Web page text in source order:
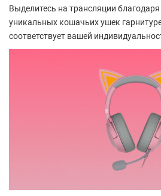
Выделитесь на трансляции
уникальных кошачьих ушек
соответствует вашей